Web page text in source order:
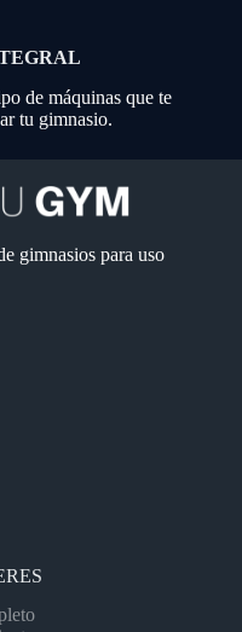
de máquinas que te
tu gimnasio.
gimnasios para uso